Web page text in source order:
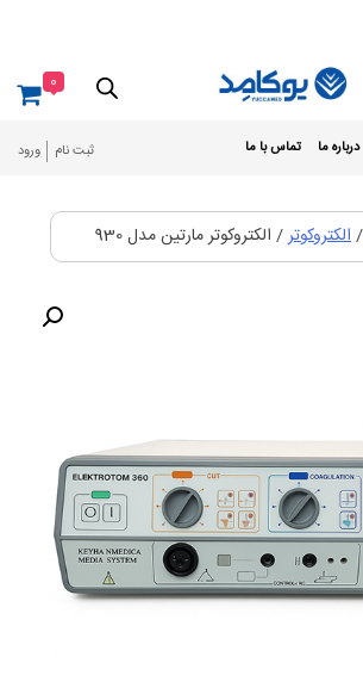
درباره ما تماس با ما ثبت نام ورود
0
/الکتروکوتر/ الکتروکوتر مارتین مدل 930